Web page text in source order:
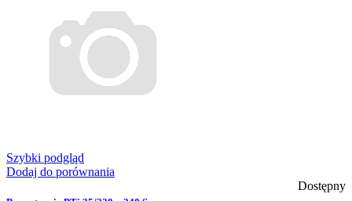
Szybki podgląd
Dodaj do porównania
Dostępny